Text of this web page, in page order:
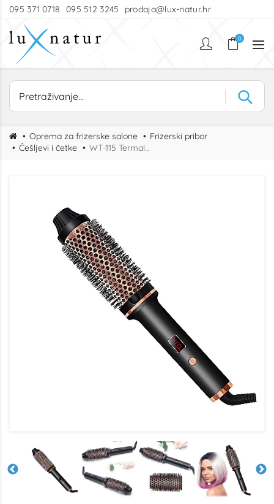
095 371 0718 095 512 3245 prodaja@lux-natur.hr
0
Oprema za frizerske salone
Frizerski pribor
Češljevi i četke
WT-115 Termalna četka za kovrčanje – Profesionalni styling alat za volumen i sjaj